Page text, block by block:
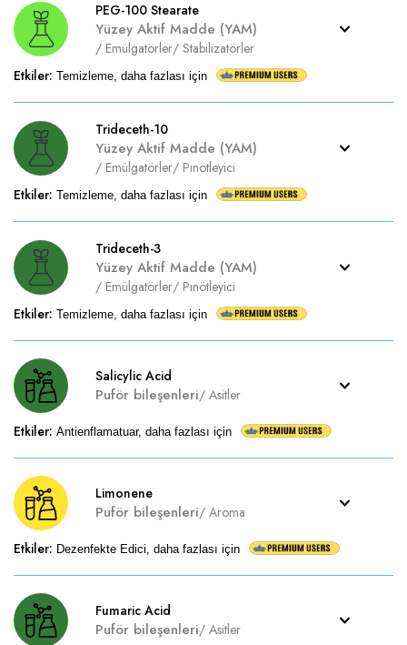
PEG-100 Stearate
Yüzey Aktif Madde (YAM)
/ Emülgatörler/ Stabilizatörler
Etkiler: Temizleme, daha fazlası için
Trideceth-10
Yüzey Aktif Madde (YAM)
/ Emülgatörler/ Pınötleyici
Etkiler: Temizleme, daha fazlası için
Trideceth-3
Yüzey Aktif Madde (YAM)
/ Emülgatörler/ Pınötleyici
Etkiler: Temizleme, daha fazlası için
Salicylic Acid
Puför bileşenleri/ Asitler
Etkiler: Antienflamatuar, daha fazlası için
Limonene
Puför bileşenleri/ Aroma
Etkiler: Dezenfekte Edici, daha fazlası için
Fumaric Acid
Puför bileşenleri/ Asitler